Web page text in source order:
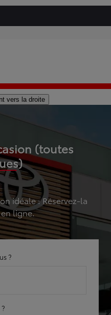
vers la droite
(toutes
idéale : Réservez-la
ligne.
?